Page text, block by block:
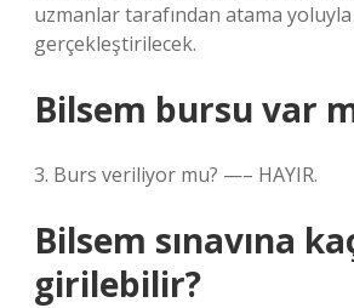
uzmanlar tarafından atama yoluyla
gerçekleştirilecek.
Bilsem bursu var
3. Burs veriliyor mu? —– HAYIR.
Bilsem sınavına
girilebilir?